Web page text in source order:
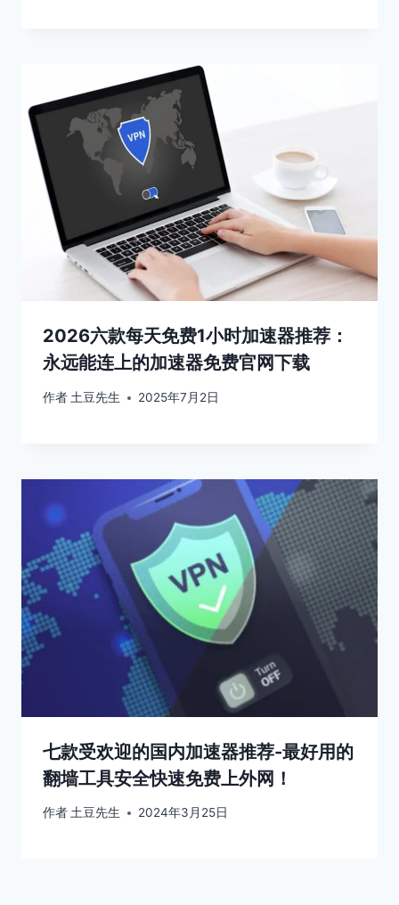
2026六款每天免费1小时加速器推荐：
永远能连上的加速器免费官网下载
作者 土豆先生 2025年7月2日
七款受欢迎的国内加速器推荐-最好用的
翻墙工具安全快速免费上外网！
作者土豆先生 2024年3月25日